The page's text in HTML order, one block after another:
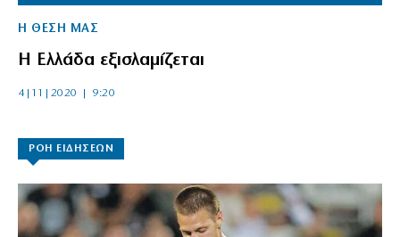
Η ΘΕΣΗ ΜΑΣ
Η Ελλάδα εξισλαμίζεται
4|11|2020 | 9:20
ΡΟΗ ΕΙΔΗΣΕΩΝ